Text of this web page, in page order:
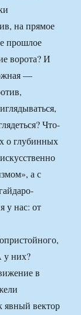
на прямое
прошлое
ворота? И
—
Что-
о глубинных
а с
у нас: от
у них?
в
явный вектор